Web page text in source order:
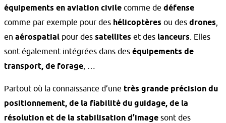
équipements en aviation civile comme de défense
comme par exemple pour des hélicoptères ou des drones
en aérospatial pour des satellites et des lanceurs . Elles
sont également intégrées dans des équipements de
transport, de forage
Partout où la connaissance d’une très grande précision du
positionnement, de la fiabilité du guidage, de la
résolution et de la stabilisation d’image sont des